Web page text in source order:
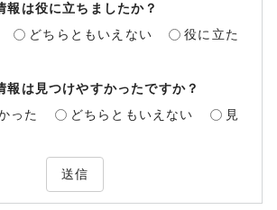
報は役に立ちましたか？
どちらともいえない
役に立た
報は見つけやすかったですか？
った
どちらともいえない
見
送信